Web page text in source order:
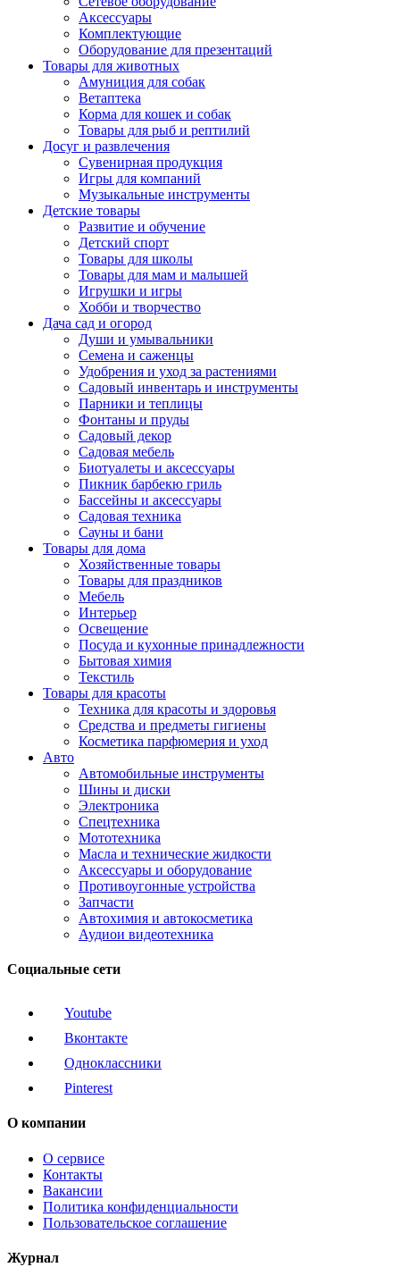
Аксессуары
Комплектующие
Оборудование для презентаций
Товары для животных
Амуниция для собак
Ветаптека
Корма для кошек и собак
Товары для рыб и рептилий
Досуг и развлечения
Сувенирная продукция
Игры для компаний
Музыкальные инструменты
Детские товары
Развитие и обучение
Детский спорт
Товары для школы
Товары для мам и малышей
Игрушки и игры
Хобби и творчество
Дача сад и огород
Души и умывальники
Семена и саженцы
Удобрения и уход за растениями
Садовый инвентарь и инструменты
Парники и теплицы
Фонтаны и пруды
Садовый декор
Садовая мебель
Биотуалеты и аксессуары
Пикник барбекю гриль
Бассейны и аксессуары
Садовая техника
Сауны и бани
Товары для дома
Хозяйственные товары
Товары для праздников
Мебель
Интерьер
Освещение
Посуда и кухонные принадлежности
Бытовая химия
Текстиль
Товары для красоты
Техника для красоты и здоровья
Средства и предметы гигиены
Косметика парфюмерия и уход
Авто
Автомобильные инструменты
Шины и диски
Электроника
Спецтехника
Мототехника
Масла и технические жидкости
Аксессуары и оборудование
Противоугонные устройства
Запчасти
Автохимия и автокосметика
Аудиои видеотехника
Социальные сети
Youtube
Вконтакте
Одноклассники
Pinterest
О компании
О сервисе
Контакты
Вакансии
Политика конфиденциальности
Пользовательское соглашение
Журнал